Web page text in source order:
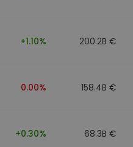
+1.10% 200.2B €
0.00% 158.4B €
+0.30% 68.3B €